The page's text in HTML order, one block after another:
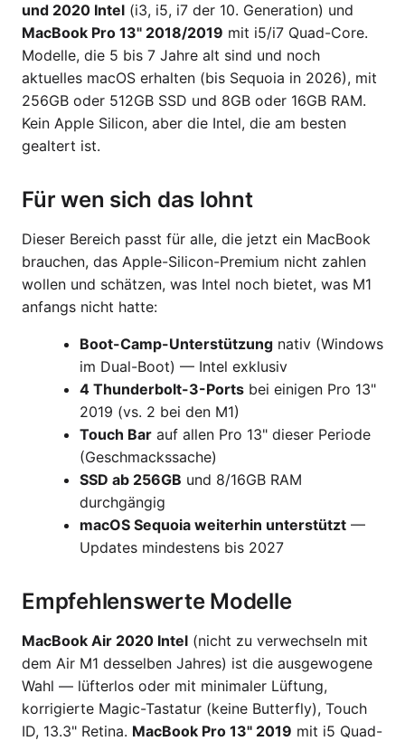
und 2020 Intel (i3, i5, i7 der 10. Generation) und
MacBook Pro 13" 2018/2019 mit i5/i7 Quad-Core.
Modelle, die 5 bis 7 Jahre alt sind und noch
aktuelles macOS erhalten (bis Sequoia in 2026), mit
256GB oder 512GB SSD und 8GB oder 16GB RAM.
Kein Apple Silicon, aber die Intel, die am besten
gealtert ist.
Für wen sich das lohnt
Dieser Bereich passt für alle, die jetzt ein MacBook
brauchen, das Apple-Silicon-Premium nicht zahlen
wollen und schätzen, was Intel noch bietet, was M1
anfangs nicht hatte:
Boot-Camp-Unterstützung nativ (Windows
im Dual-Boot) — Intel exklusiv
4 Thunderbolt-3-Ports bei einigen Pro 13"
2019 (vs. 2 bei den M1)
Touch Bar auf allen Pro 13" dieser Periode
(Geschmackssache)
SSD ab 256GB und 8/16GB RAM
durchgängig
macOS Sequoia weiterhin unterstützt —
Updates mindestens bis 2027
Empfehlenswerte Modelle
MacBook Air 2020 Intel (nicht zu verwechseln mit
dem Air M1 desselben Jahres) ist die ausgewogene
Wahl — lüfterlos oder mit minimaler Lüftung,
korrigierte Magic-Tastatur (keine Butterfly), Touch
ID, 13.3" Retina. MacBook Pro 13" 2019 mit i5 Quad-